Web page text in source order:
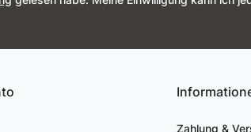
Zahlung &